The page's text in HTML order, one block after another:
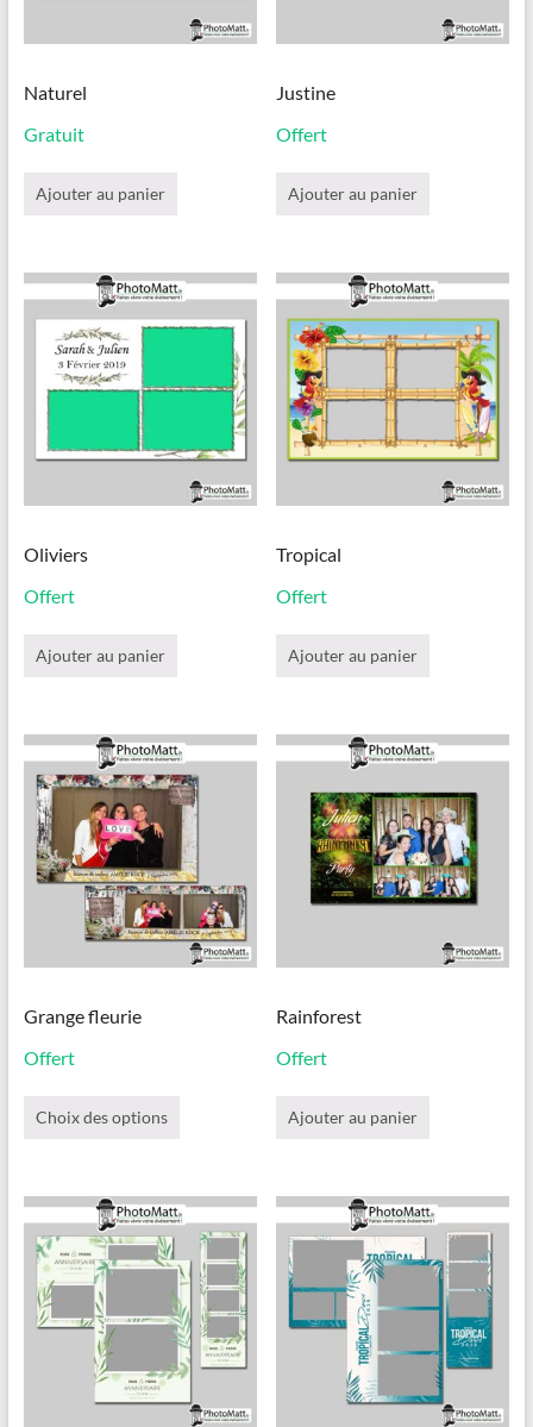
du
produit
du
produit
Naturel
Gratuit
Ajouter au panier
Justine
Offert
Ajouter au panier
Oliviers
Offert
Ajouter au panier
Tropical
Offert
Ajouter au panier
Grange fleurie
Offert
Choix des options
Les
options
peuvent
être
choisies
sur
la
page
du
Rainforest
Offert
Ajouter au panier